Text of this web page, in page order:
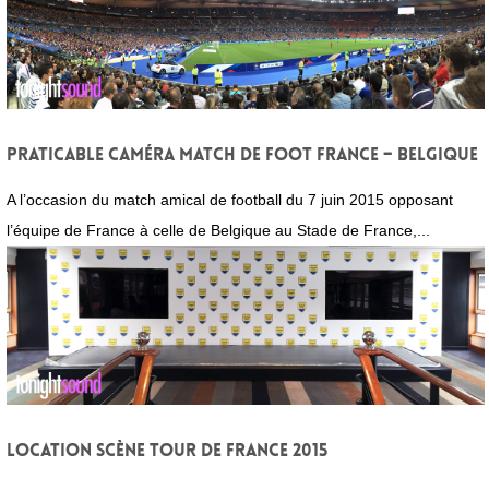
Praticable caméra match de foot France – Belgique
A l’occasion du match amical de football du 7 juin 2015 opposant
l’équipe de France à celle de Belgique au Stade de France,...
Location scène Tour de France 2015